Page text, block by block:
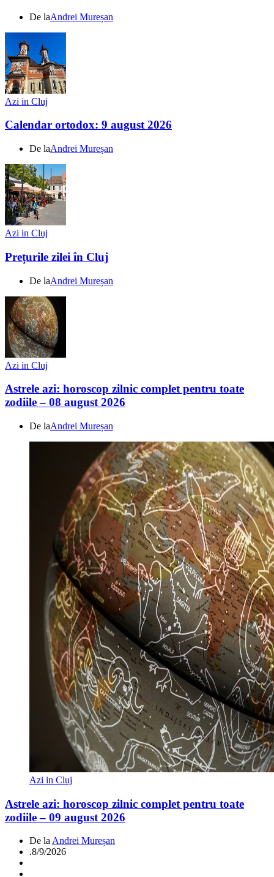
De laAndrei Mureșan
Azi in Cluj
Calendar ortodox: 9 august 2026
De laAndrei Mureșan
Azi in Cluj
Prețurile zilei în Cluj
De laAndrei Mureșan
Azi in Cluj
Astrele azi: horoscop zilnic complet pentru toate
zodiile – 08 august 2026
De laAndrei Mureșan
Azi in Cluj
Astrele azi: horoscop zilnic complet pentru toate
zodiile – 09 august 2026
De la Andrei Mureșan
.8/9/2026